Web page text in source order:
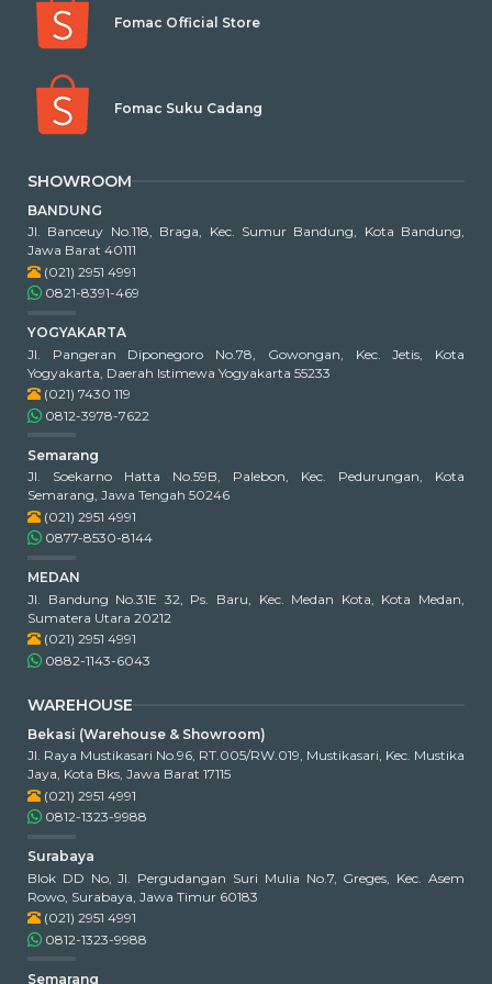
Fomac Official Store
Fomac Suku Cadang
SHOWROOM
BANDUNG
Jl. Banceuy No.118, Braga, Kec. Sumur Bandung, Kota Bandung,
Jawa Barat 40111
(021) 2951 4991
0821-8391-469
YOGYAKARTA
Jl. Pangeran Diponegoro No.78, Gowongan, Kec. Jetis, Kota
Yogyakarta, Daerah Istimewa Yogyakarta 55233
(021) 7430 119
0812-3978-7622
Semarang
Jl. Soekarno Hatta No.59B, Palebon, Kec. Pedurungan, Kota
Semarang, Jawa Tengah 50246
(021) 2951 4991
0877-8530-8144
MEDAN
Jl. Bandung No.31E 32, Ps. Baru, Kec. Medan Kota, Kota Medan,
Sumatera Utara 20212
(021) 2951 4991
0882-1143-6043
WAREHOUSE
Bekasi (Warehouse & Showroom)
Jl. Raya Mustikasari No.96, RT.005/RW.019, Mustikasari, Kec. Mustika
Jaya, Kota Bks, Jawa Barat 17115
(021) 2951 4991
0812-1323-9988
Surabaya
Blok DD No, Jl. Pergudangan Suri Mulia No.7, Greges, Kec. Asem
Rowo, Surabaya, Jawa Timur 60183
(021) 2951 4991
0812-1323-9988
Semarang